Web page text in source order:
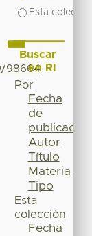
98664
Esta
Buscar
en RI
Por
Fecha
de
publicación
Autor
Título
Materia
Tipo
Esta
colección
Fecha